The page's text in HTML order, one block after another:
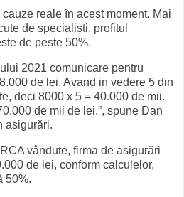
reale în acest moment. Mai
de specialiști, profitul
de peste 50%.
2021 comunicare pentru
de lei. Avand in vedere 5 din
deci 8000 x 5 = 40.000 de mii.
de mii de lei.”, spune Dan
asigurări.
vândute, firma de asigurări
de lei, conform calculelor,
50%.